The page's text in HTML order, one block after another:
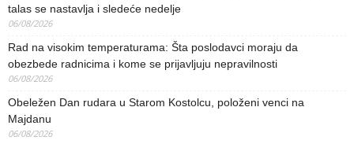
talas se nastavlja i sledeće nedelje
06/08/2026
Rad na visokim temperaturama: Šta poslodavci moraju da
obezbede radnicima i kome se prijavljuju nepravilnosti
06/08/2026
Obeležen Dan rudara u Starom Kostolcu, položeni venci na
Majdanu
06/08/2026